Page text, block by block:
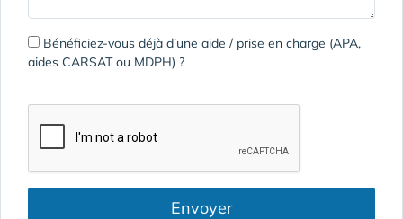
Bénéficiez-vous déjà d’une aide / prise en charge (APA,
aides CARSAT ou MDPH) ?
Envoyer